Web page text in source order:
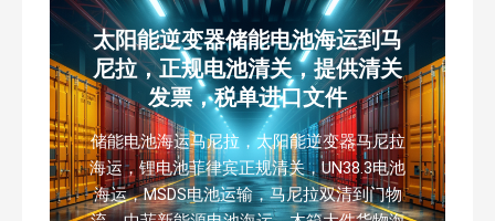
太阳能逆变器储能电池海运到马
尼拉，正规电池清关，提供清关
发票，税单进口文件
储能电池海运马尼拉，太阳能逆变器马尼拉
海运，锂电池菲律宾正规清关，UN38.3电池
海运，MSDS电池运输，马尼拉双清到门物